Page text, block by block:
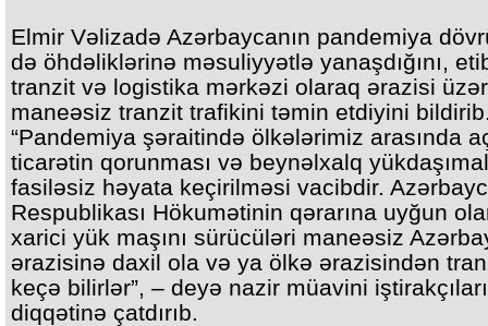
Elmir Vəlizadə Azərbaycanın pandemiya
də öhdəliklərinə məsuliyyətlə yanaşdığını,
tranzit və logistika mərkəzi olaraq ərazisi
maneəsiz tranzit trafikini təmin etdiyini
“Pandemiya şəraitində ölkələrimiz arasında
ticarətin qorunması və beynəlxalq
fasiləsiz həyata keçirilməsi vacibdir.
Respublikası Hökumətinin qərarına uyğun
xarici yük maşını sürücüləri maneəsiz
ərazisinə daxil ola və ya ölkə ərazisindən
keçə bilirlər”, – deyə nazir müavini
diqqətinə çatdırıb.